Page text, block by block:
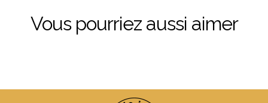
Vous pourriez aussi aimer